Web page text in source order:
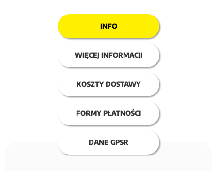
INFO
WIĘCEJ INFORMACJI
KOSZTY DOSTAWY
FORMY PŁATNOŚCI
DANE GPSR